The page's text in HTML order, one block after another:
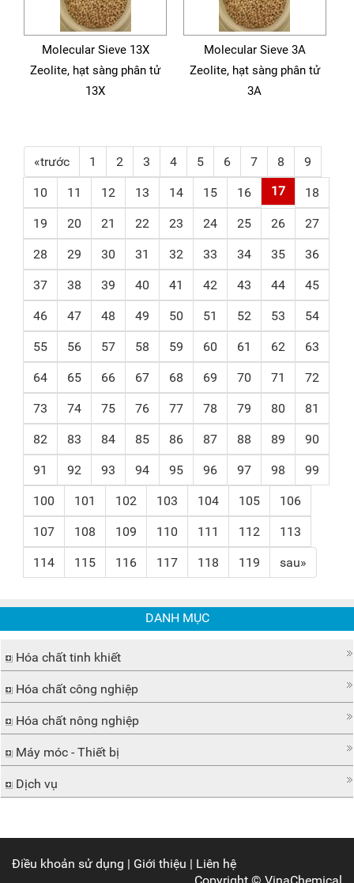
Molecular Sieve 13X
Zeolite, hạt sàng phân tử
13X
Molecular Sieve 3A
Zeolite, hạt sàng phân tử
3A
«trước 1 2 3 4 5 6 7 8 9
10 11 12 13 14 15 16 17 18
19 20 21 22 23 24 25 26 27
28 29 30 31 32 33 34 35 36
37 38 39 40 41 42 43 44 45
46 47 48 49 50 51 52 53 54
55 56 57 58 59 60 61 62 63
64 65 66 67 68 69 70 71 72
73 74 75 76 77 78 79 80 81
82 83 84 85 86 87 88 89 90
91 92 93 94 95 96 97 98 99
100 101 102 103 104 105 106
107 108 109 110 111 112 113
114 115 116 117 118 119 sau»
DANH MỤC
Hóa chất tinh khiết
Hóa chất công nghiệp
Hóa chất nông nghiệp
Máy móc - Thiết bị
Dịch vụ
Điều khoản sử dụng | Giới thiệu | Liên hệ